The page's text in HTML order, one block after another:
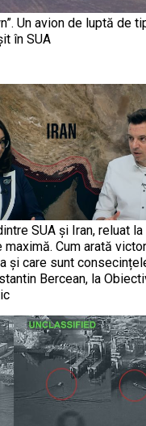
Un avion de luptă de
în SUA
SUA și Iran, reluat la
maximă. Cum arată
și care sunt
Bercean, la